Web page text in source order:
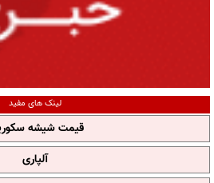
لینک های مفید
قیمت شیشه
آلپاری